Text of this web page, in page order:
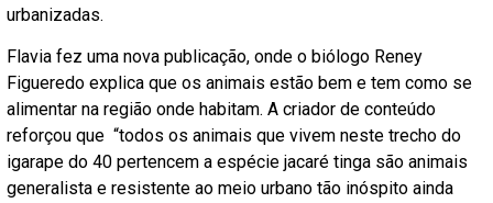
urbanizadas.
Flavia fez uma nova publicação, onde o biólogo Reney
Figueredo explica que os animais estão bem e tem como se
alimentar na região onde habitam. A criador de conteúdo
reforçou que “todos os animais que vivem neste trecho do
igarape do 40 pertencem a espécie jacaré tinga são animais
generalista e resistente ao meio urbano tão inóspito ainda